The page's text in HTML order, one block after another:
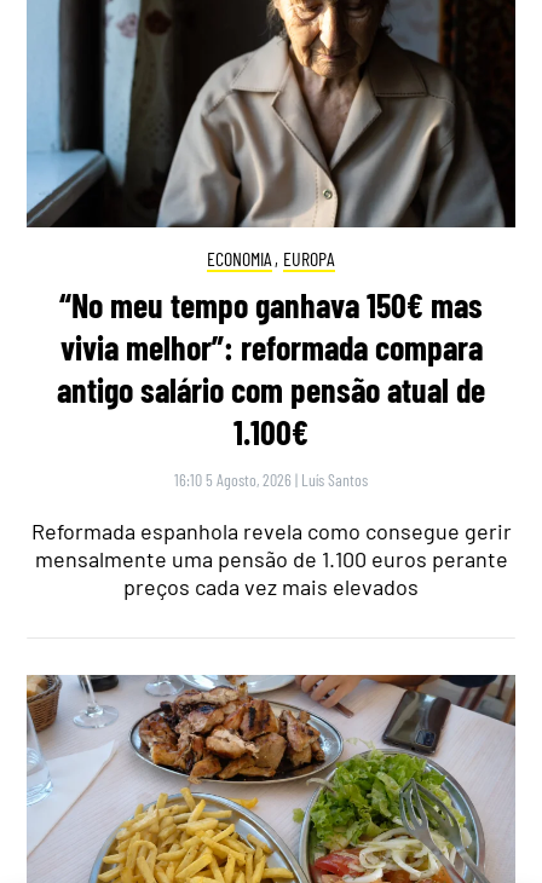
ECONOMIA , EUROPA
“No meu tempo ganhava 150€ mas
vivia melhor”: reformada compara
antigo salário com pensão atual de
1.100€
16:10 5 Agosto, 2026 | Luís Santos
Reformada espanhola revela como consegue gerir
mensalmente uma pensão de 1.100 euros perante
preços cada vez mais elevados